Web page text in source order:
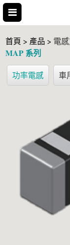
搜尋型號
首頁 > 產品 > 電
MAP 系列
功率電感 車